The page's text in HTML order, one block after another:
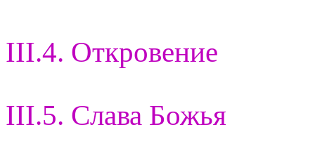
III.4. Откровение
III.5. Слава Божья